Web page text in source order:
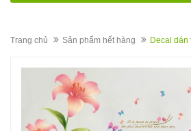
Trang chủ Sản phẩm hết hàng Decal